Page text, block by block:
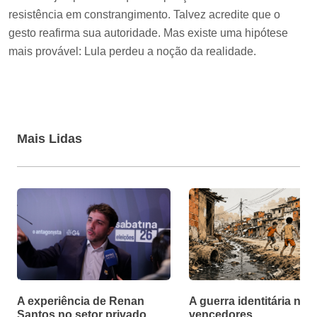
resistência em constrangimento. Talvez acredite que o
gesto reafirma sua autoridade. Mas existe uma hipótese
mais provável: Lula perdeu a noção da realidade.
Mais Lidas
A experiência de Renan
Santos no setor privado
A guerra identitária não
vencedores